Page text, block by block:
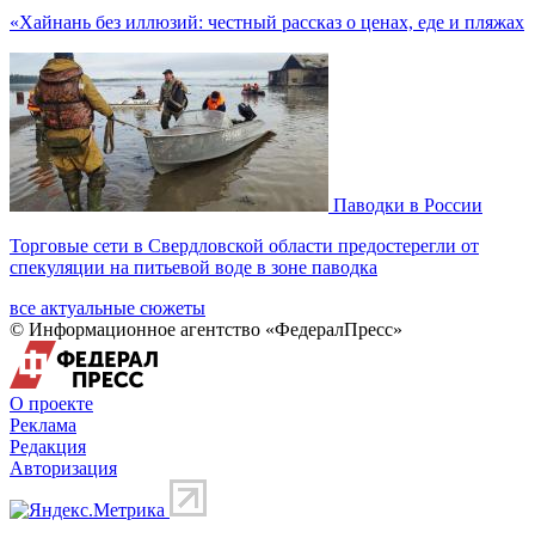
«Хайнань без иллюзий: честный рассказ о ценах, еде и пляжах
Паводки в России
Торговые сети в Свердловской области предостерегли от
спекуляции на питьевой воде в зоне паводка
все актуальные сюжеты
© Информационное агентство «ФедералПресс»
О проекте
Реклама
Редакция
Авторизация